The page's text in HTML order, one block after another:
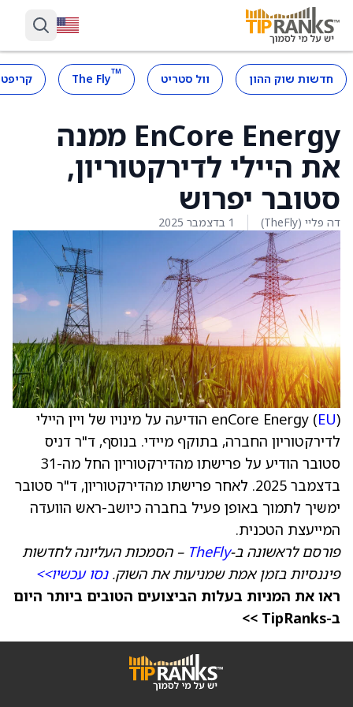
חדשות שוק ההון וול סטריט ™
The Fly
EnCore Energy ממנה
את היילי לדירקטוריון,
סטובר יפרוש
דה פליי (TheFly) 1 בדצמבר 2025
enCore Energy (EU
) הודיעה על מינויו של ויין היילי
לדירקטוריון החברה, בתוקף מיידי. בנוסף, ד"ר דניס
סטובר הודיע על פרישתו מהדירקטוריון החל מה-31
בדצמבר 2025. לאחר פרישתו מהדירקטוריון, ד"ר סטובר
ימשיך לתמוך באופן פעיל בחברה כיושב-ראש הוועדה
המייעצת הטכנית.
פורסם לראשונה ב-TheFly – הסמכות העליונה לחדשות
פיננסיות בזמן אמת שמניעות את השוק.נסו עכשיו>>
ראו את המניות בעלות הביצועים הטובים ביותר היום
ב-TipRanks >>